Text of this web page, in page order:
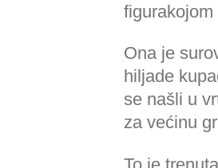
Ona je
hiljade
se našli u
za većinu